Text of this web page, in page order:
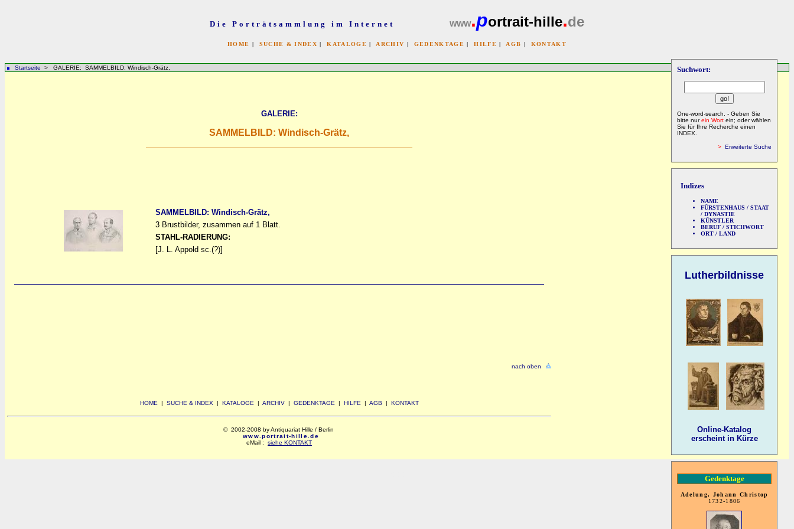
Die Porträtsammlung im Internet www.portrait-hille.de
HOME | SUCHE & INDEX |KATALOGE | ARCHIV | GEDENKTAGE |HILFE | AGB | KONTAKT
Suchwort:
One-word-search. - Geben Sie
bitte nurein Wort ein; oder wählen
Sie für Ihre Recherche einen
INDEX.
> Erweiterte Suche
Indizes
NAME
FÜRSTENHAUS / STAAT
/ DYNASTIE
KÜNSTLER
BERUF / STICHWORT
ORT / LAND
Lutherbildnisse
Online-Katalog
erscheint in Kürze
Gedenktage
Adelung, Johann Christop
1732-1806
Startseite > GALERIE: SAMMELBILD: Windisch-Grätz,
GALERIE:
SAMMELBILD: Windisch-Grätz,
SAMMELBILD: Windisch-Grätz,
3 Brustbilder, zusammen auf 1 Blatt.
STAHL-RADIERUNG:
[J. L. Appold sc.(?)]
nach oben
HOME | SUCHE & INDEX | KATALOGE | ARCHIV| GEDENKTAGE | HILFE | AGB | KONTAKT
© 2002-2008 by Antiquariat Hille / Berlin
www.portrait-hille.de
eMail : siehe KONTAKT